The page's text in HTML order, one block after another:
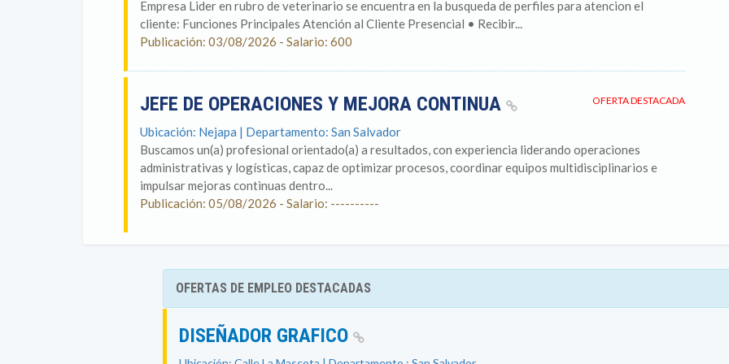
Empresa Lider en rubro de veterinario se encuentra en la busqueda de perfiles para atencion el
cliente: Funciones Principales Atención al Cliente Presencial • Recibir...
Publicación: 03/08/2026 - Salario: 600
OFERTA DESTACADA
JEFE DE OPERACIONES Y MEJORA CONTINUA
Ubicación: Nejapa | Departamento: San Salvador
Buscamos un(a) profesional orientado(a) a resultados, con experiencia liderando operaciones
administrativas y logísticas, capaz de optimizar procesos, coordinar equipos multidisciplinarios e
impulsar mejoras continuas dentro...
Publicación: 05/08/2026 - Salario: ----------
OFERTAS DE EMPLEO DESTACADAS
DISEÑADOR GRAFICO